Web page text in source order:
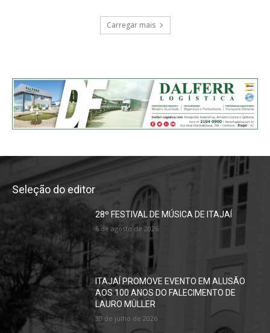
Carregar mais
Seleção do editor
28º FESTIVAL DE MÚSICA DE ITAJAÍ
6 de agosto de 2026
ITAJAÍ PROMOVE EVENTO EM ALUSÃO
AOS 100 ANOS DO FALECIMENTO DE
LAURO MÜLLER
30 de julho de 2026